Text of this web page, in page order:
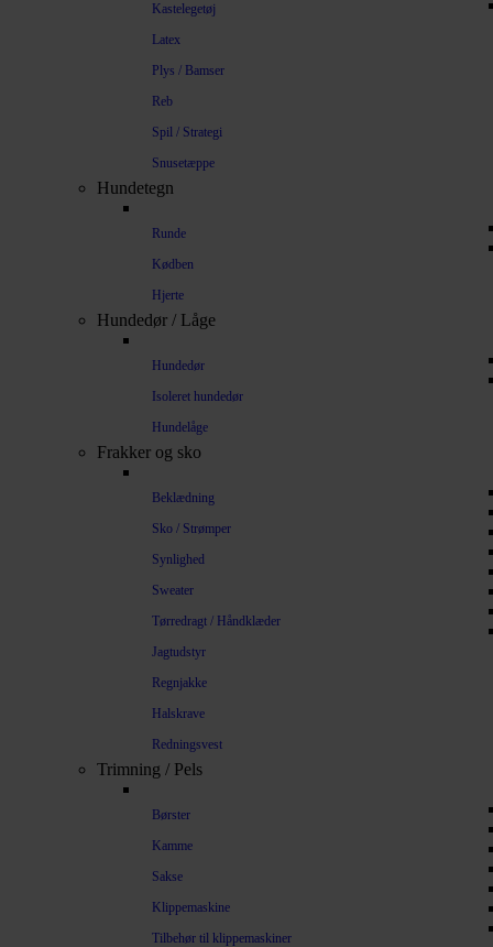
Kastelegetøj
Latex
Plys / Bamser
Reb
Spil / Strategi
Snusetæppe
Hundetegn
Runde
Kødben
Hjerte
Hundedør / Låge
Hundedør
Isoleret hundedør
Hundelåge
Frakker og sko
Beklædning
Sko / Strømper
Synlighed
Sweater
Tørredragt / Håndklæder
Jagtudstyr
Regnjakke
Halskrave
Redningsvest
Trimning / Pels
Børster
Kamme
Sakse
Klippemaskine
Tilbehør til klippemaskiner